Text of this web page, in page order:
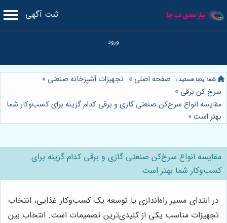
ثبت آگهی
صفحه اصلی » تجهیزات آشپزخانه صنعتی »
سرخ کن برقی »
مقایسه انواع سرخ‌کن صنعتی گازی و برقی کدام گزینه برای کسب‌وکار شما
بهتر است»
مقایسه انواع سرخ‌کن صنعتی گازی و برقی کدام گزینه برای
کسب‌وکار شما بهتر است
در ابتدای مسیر راه‌اندازی یا توسعه یک کسب‌وکار غذایی، انتخاب
تجهیزات مناسب یکی از کلیدی‌ترین تصمیمات است. انتخاب بین